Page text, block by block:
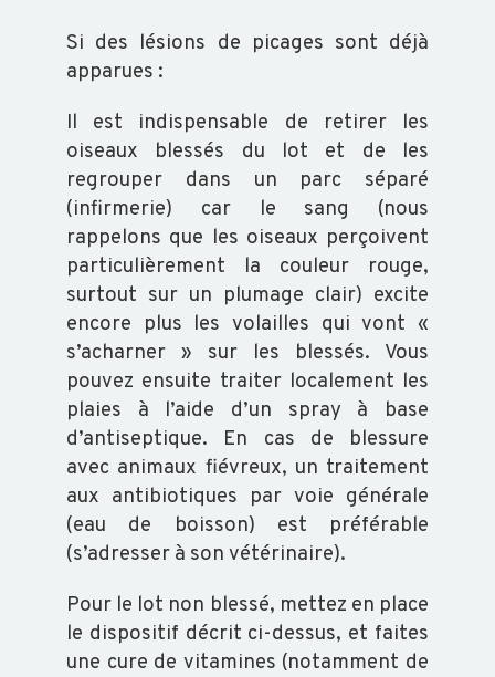
ORGANISATION
GARANTIE
FORMATION
VOUS
FORMER
CATALOGUE
DOCUMENTS
GÉNÉRAUX
SALMONELLES
Si des lésions de picages sont déjà
apparues :
Il est indispensable de retirer les
oiseaux blessés du lot et de les
regrouper dans un parc séparé
(infirmerie) car le sang (nous
rappelons que les oiseaux perçoivent
particulièrement la couleur rouge,
surtout sur un plumage clair) excite
encore plus les volailles qui vont «
s’acharner » sur les blessés. Vous
pouvez ensuite traiter localement les
plaies à l’aide d’un spray à base
d’antiseptique. En cas de blessure
avec animaux fiévreux, un traitement
aux antibiotiques par voie générale
(eau de boisson) est préférable
(s’adresser à son vétérinaire).
Pour le lot non blessé, mettez en place
le dispositif décrit ci-dessus, et faites
une cure de vitamines (notamment de